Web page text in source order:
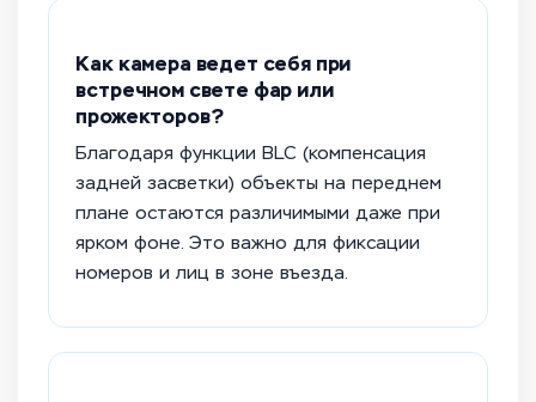
Как камера ведет себя при
встречном свете фар или
прожекторов?
Благодаря функции BLC (компенсация
задней засветки) объекты на переднем
плане остаются различимыми даже при
ярком фоне. Это важно для фиксации
номеров и лиц в зоне въезда.